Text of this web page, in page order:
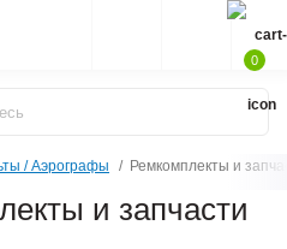
0
/ Аэрографы Ремкомплекты и
и запчасти